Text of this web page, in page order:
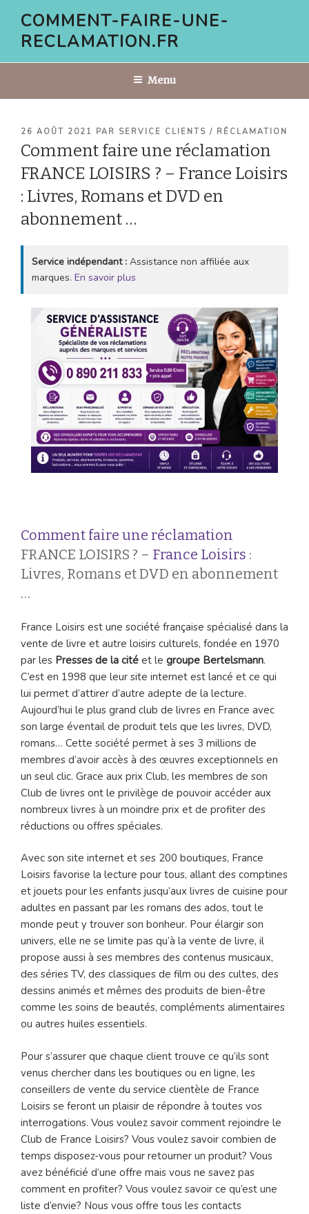
contenu
COMMENT-FAIRE-UNE-
RECLAMATION.FR
Menu
PUBLIÉ
LE
26 AOÛT 2021 PAR SERVICE CLIENTS / RÉCLAMATION
Comment faire une réclamation
FRANCE LOISIRS ? – France Loisirs
: Livres, Romans et DVD en
abonnement …
Service indépendant : Assistance non affiliée aux
marques. En savoir plus
Comment faire une réclamation
FRANCE LOISIRS ? – France Loisirs :
Livres, Romans et DVD en abonnement
…
France Loisirs est une société française spécialisé dans la
vente de livre et autre loisirs culturels, fondée en 1970
par les Presses de la cité et le groupe Bertelsmann.
C’est en 1998 que leur site internet est lancé et ce qui
lui permet d’attirer d’autre adepte de la lecture.
Aujourd’hui le plus grand club de livres en France avec
son large éventail de produit tels que les livres, DVD,
romans… Cette société permet à ses 3 millions de
membres d’avoir accès à des œuvres exceptionnels en
un seul clic. Grace aux prix Club, les membres de son
Club de livres ont le privilège de pouvoir accéder aux
nombreux livres à un moindre prix et de profiter des
réductions ou offres spéciales.
Avec son site internet et ses 200 boutiques, France
Loisirs favorise la lecture pour tous, allant des comptines
et jouets pour les enfants jusqu’aux livres de cuisine pour
adultes en passant par les romans des ados, tout le
monde peut y trouver son bonheur. Pour élargir son
univers, elle ne se limite pas qu’à la vente de livre, il
propose aussi à ses membres des contenus musicaux,
des séries TV, des classiques de film ou des cultes, des
dessins animés et mêmes des produits de bien-être
comme les soins de beautés, compléments alimentaires
ou autres huiles essentiels.
Pour s’assurer que chaque client trouve ce qu’ils sont
venus chercher dans les boutiques ou en ligne, les
conseillers de vente du service clientèle de France
Loisirs se feront un plaisir de répondre à toutes vos
interrogations. Vous voulez savoir comment rejoindre le
Club de France Loisirs? Vous voulez savoir combien de
temps disposez-vous pour retourner un produit? Vous
avez bénéficié d’une offre mais vous ne savez pas
comment en profiter? Vous voulez savoir ce qu’est une
liste d’envie? Nous vous offre tous les contacts